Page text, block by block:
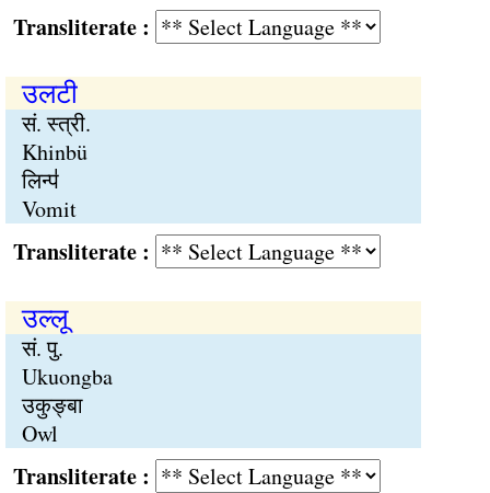
:
उलटी
सं. स्त्री.
Khinbü
लिन्प॑
Vomit
:
उल्लू
सं. पु.
Ukuongba
उकुङ्बा
Owl
: